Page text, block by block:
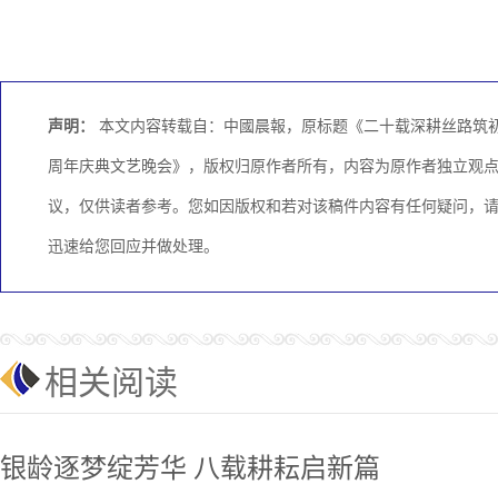
声明： 本文内容转载自：中國晨報，原标题《二十载深耕丝路
周年庆典文艺晚会》，版权归原作者所有，内容为原作者独立观
议，仅供读者参考。您如因版权和若对该稿件内容有任何疑问，
迅速给您回应并做处理。
相关阅读
银龄逐梦绽芳华 八载耕耘启新篇